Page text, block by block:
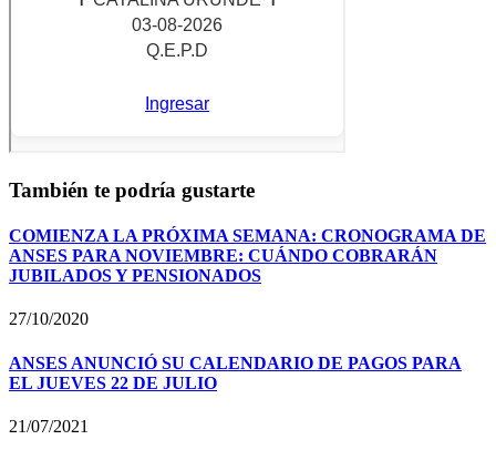
También te podría gustarte
COMIENZA LA PRÓXIMA SEMANA: CRONOGRAMA DE
ANSES PARA NOVIEMBRE: CUÁNDO COBRARÁN
JUBILADOS Y PENSIONADOS
27/10/2020
ANSES ANUNCIÓ SU CALENDARIO DE PAGOS PARA
EL JUEVES 22 DE JULIO
21/07/2021